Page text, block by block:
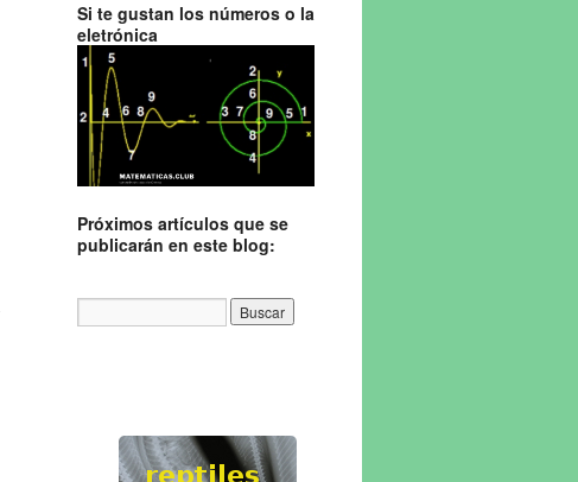
Si te gustan los números o la
eletrónica
Próximos artículos que se
publicarán en este blog: